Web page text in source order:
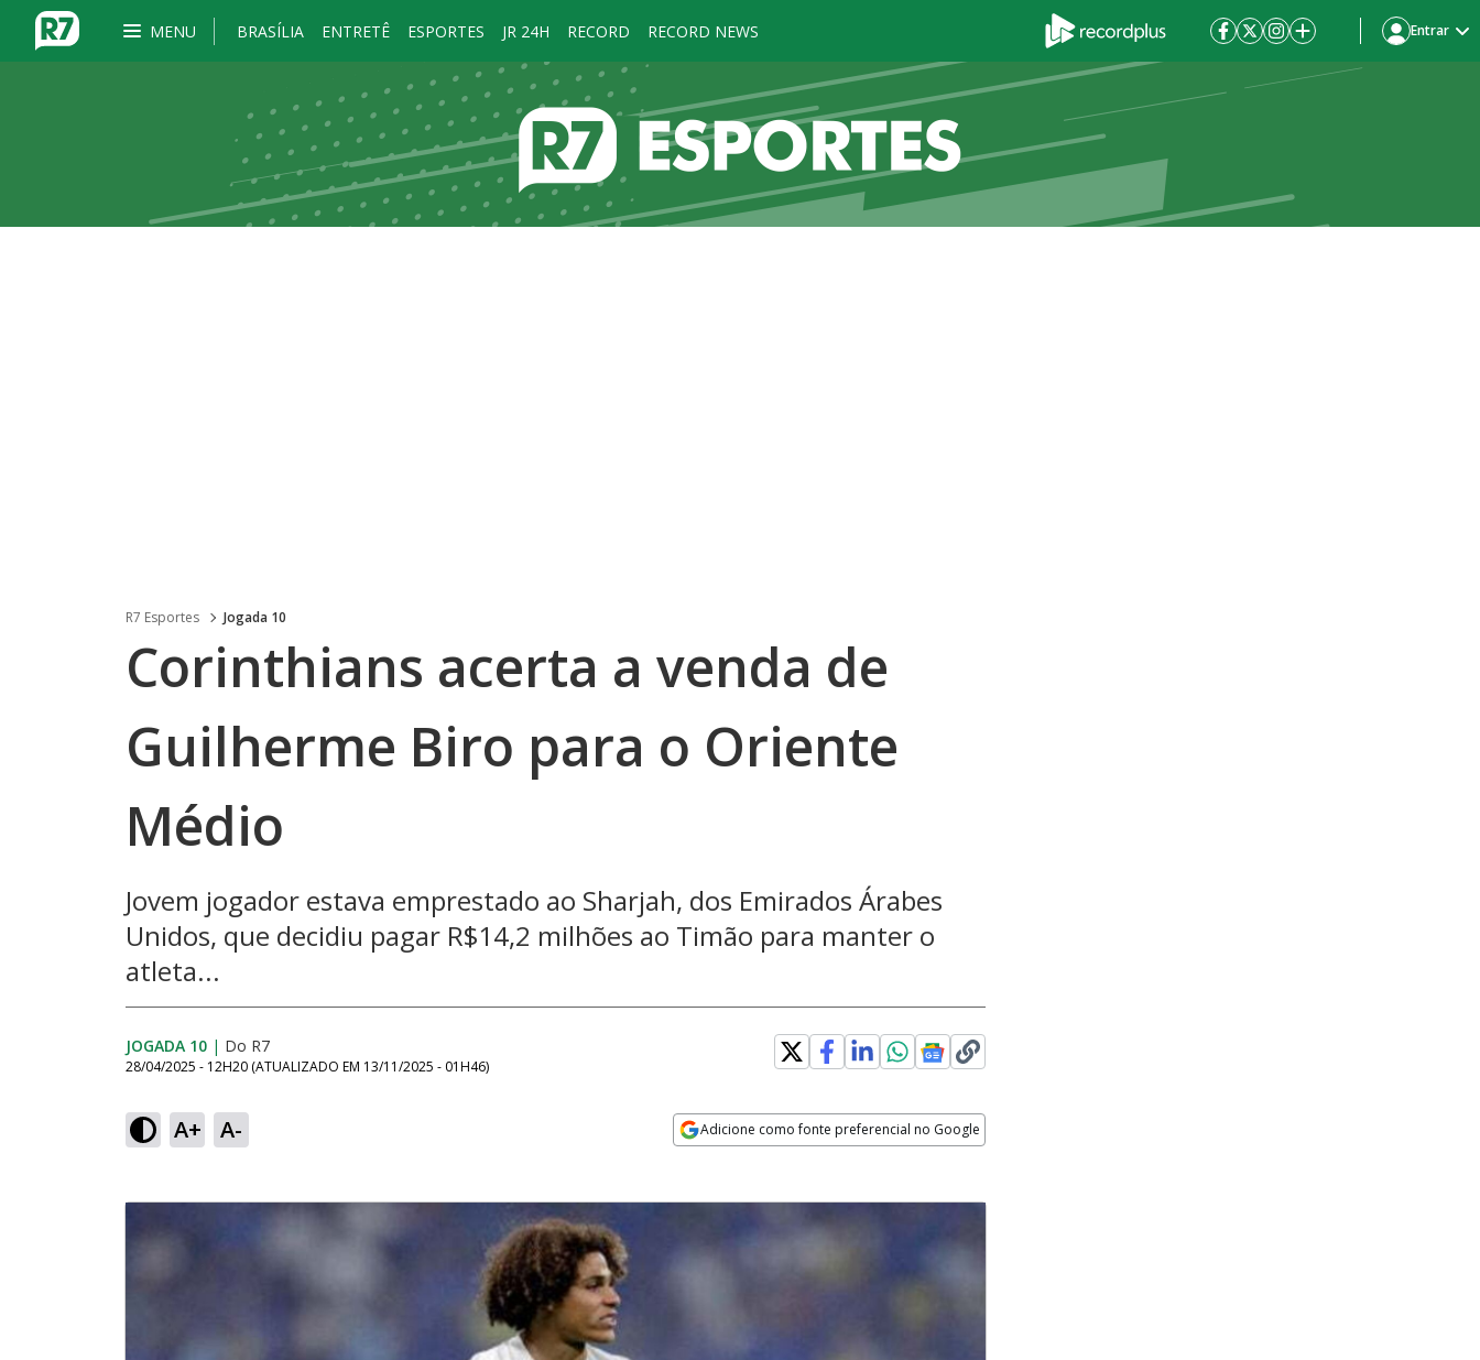
MENU BRASÍLIA ENTRETÊ ESPORTES JR 24H RECORD RECORD NEWS Entrar
R7 Esportes Jogada 10
Corinthians acerta a venda de
Guilherme Biro para o Oriente
Médio
Jovem jogador estava emprestado ao Sharjah, dos Emirados Árabes
Unidos, que decidiu pagar R$14,2 milhões ao Timão para manter o
atleta...
JOGADA 10 | Do R7
28/04/2025 - 12H20 (ATUALIZADO EM 13/11/2025 - 01H46)
A+ A- Adicione como fonte preferencial no Google